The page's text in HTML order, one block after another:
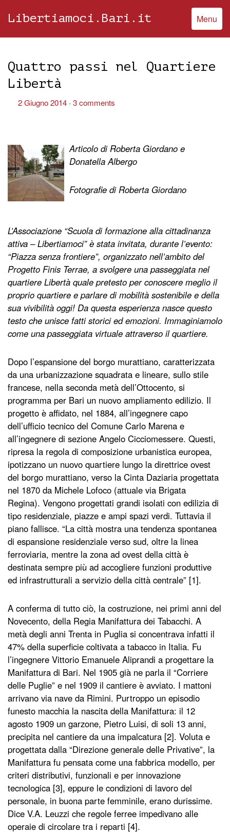
Libertiamoci.Bari.it Menu
Quattro passi nel Quartiere
Libertà
2 Giugno 2014 3 comments
Articolo di Roberta Giordano e
Donatella Albergo
Fotografie di Roberta Giordano
L’Associazione “Scuola di formazione alla cittadinanza
attiva – Libertiamoci” è stata invitata, durante l’evento:
“Piazza senza frontiere”, organizzato nell’ambito del
Progetto Finis Terrae, a svolgere una passeggiata nel
quartiere Libertà quale pretesto per conoscere meglio il
proprio quartiere e parlare di mobilità sostenibile e della
sua vivibilità oggi! Da questa esperienza nasce questo
testo che unisce fatti storici ed emozioni. Immaginiamolo
come una passeggiata virtuale attraverso il quartiere.
Dopo l’espansione del borgo murattiano, caratterizzata
da una urbanizzazione squadrata e lineare, sullo stile
francese, nella seconda metà dell’Ottocento, si
programma per Bari un nuovo ampliamento edilizio. Il
progetto è affidato, nel 1884, all’ingegnere capo
dell’ufficio tecnico del Comune Carlo Marena e
all’ingegnere di sezione Angelo Cicciomessere. Questi,
ripresa la regola di composizione urbanistica europea,
ipotizzano un nuovo quartiere lungo la direttrice ovest
del borgo murattiano, verso la Cinta Daziaria progettata
nel 1870 da Michele Lofoco (attuale via Brigata
Regina). Vengono progettati grandi isolati con edilizia di
tipo residenziale, piazze e ampi spazi verdi. Tuttavia il
piano fallisce. “La città mostra una tendenza spontanea
di espansione residenziale verso sud, oltre la linea
ferroviaria, mentre la zona ad ovest della città è
destinata sempre più ad accogliere funzioni produttive
ed infrastrutturali a servizio della città centrale” [1].
A conferma di tutto ciò, la costruzione, nei primi anni del
Novecento, della Regia Manifattura dei Tabacchi. A
metà degli anni Trenta in Puglia si concentrava infatti il
47% della superficie coltivata a tabacco in Italia. Fu
l’ingegnere Vittorio Emanuele Aliprandi a progettare la
Manifattura di Bari. Nel 1905 già ne parla il “Corriere
delle Puglie” e nel 1909 il cantiere è avviato. I mattoni
arrivano via nave da Rimini. Purtroppo un episodio
funesto macchia la nascita della Manifattura: il 12
agosto 1909 un garzone, Pietro Luisi, di soli 13 anni,
precipita nel cantiere da una impalcatura [2]. Voluta e
progettata dalla “Direzione generale delle Privative”, la
Manifattura fu pensata come una fabbrica modello, per
criteri distributivi, funzionali e per innovazione
tecnologica [3], eppure le condizioni di lavoro del
personale, in buona parte femminile, erano durissime.
Dice V.A. Leuzzi che regole ferree impedivano alle
operaie di circolare tra i reparti [4].